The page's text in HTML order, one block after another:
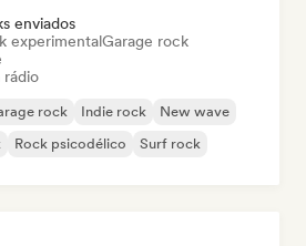
enviados
experimentalGarage rock
rádio
rock Indie rock
New wave
Rock psicodélico Surf rock